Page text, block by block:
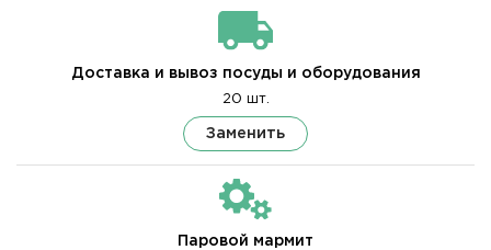
Доставка и вывоз посуды и оборудования
20 шт.
Заменить
Паровой мармит